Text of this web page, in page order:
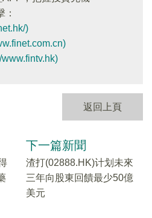
)
www.fintv.hk)
返回上頁
下一篇新聞
渣打(02888.HK)计划未來
三年向股東回饋最少50億
美元